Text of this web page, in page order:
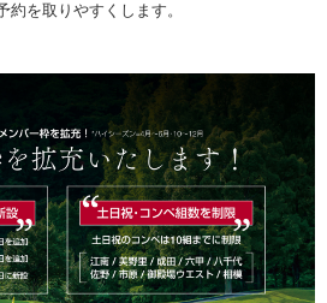
約を取りやすくします。